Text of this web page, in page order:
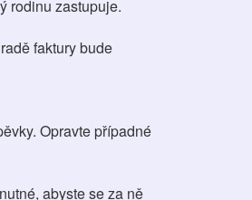
rodinu zastupuje.
faktury bude
Opravte případné
abyste se za ně